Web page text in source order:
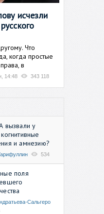
исчезли
Что
когда простые
в
14:48 343 118
вызвали у
и амнезию?
534
поля
Сальгеро